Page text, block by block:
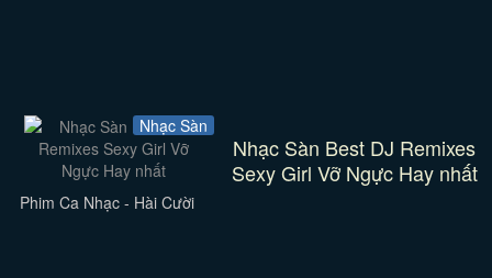
Nhạc Sàn
Nhạc Sàn Best DJ Remixes
Sexy Girl Vỡ Ngực Hay nhất
Phim Ca Nhạc - Hài Cười